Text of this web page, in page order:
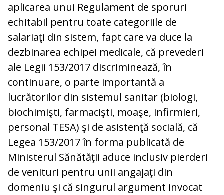
aplicarea unui Regulament de sporuri
echitabil pentru toate categoriile de
salariaţi din sistem, fapt care va duce la
dezbinarea echipei medicale, că prevederi
ale Legii 153/2017 discriminează, în
continuare, o parte importantă a
lucrătorilor din sistemul sanitar (biologi,
biochimişti, farmacişti, moaşe, infirmieri,
personal TESA) şi de asistenţă socială, că
Legea 153/2017 în forma publicată de
Ministerul Sănătăţii aduce inclusiv pierderi
de venituri pentru unii angajaţi din
domeniu şi că singurul argument invocat